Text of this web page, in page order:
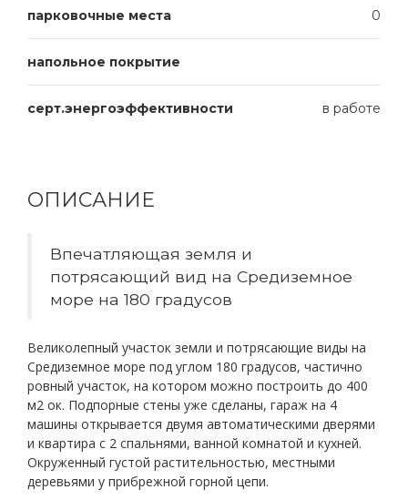
парковочные места 0
напольное покрытие
серт.энергоэффективности в работе
ОПИСАНИЕ
Впечатляющая земля и
потрясающий вид на Средиземное
море на 180 градусов
Великолепный участок земли и потрясающие виды на
Средиземное море под углом 180 градусов, частично
ровный участок, на котором можно построить до 400
м2 ок. Подпорные стены уже сделаны, гараж на 4
машины открывается двумя автоматическими дверями
и квартира с 2 спальнями, ванной комнатой и кухней.
Окруженный густой растительностью, местными
деревьями у прибрежной горной цепи.